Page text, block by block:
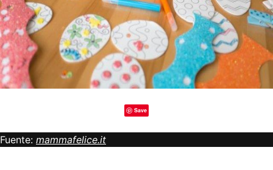
Save
Fuente: mammafelice.it